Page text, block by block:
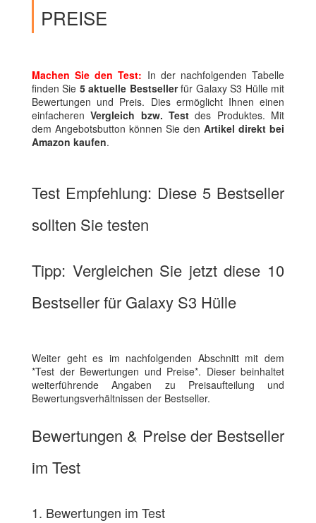
PREISE
Machen Sie den Test: In der nachfolgenden Tabelle
finden Sie 5 aktuelle Bestsellerfür Galaxy S3 Hülle mit
Bewertungen und Preis. Dies ermöglicht Ihnen einen
einfacherenVergleich bzw. Test des Produktes. Mit
dem Angebotsbutton können Sie den Artikel direkt bei
Amazon kaufen.
Test Empfehlung: Diese 5 Bestseller
sollten Sie testen
Tipp: Vergleichen Sie jetzt diese 10
Bestseller für Galaxy S3 Hülle
Weiter geht es im nachfolgenden Abschnitt mit dem
*Test der Bewertungen und Preise*. Dieser beinhaltet
weiterführende Angaben zu Preisaufteilung und
Bewertungsverhältnissen der Bestseller.
Bewertungen & Preise der Bestseller
im Test
1. Bewertungen im Test